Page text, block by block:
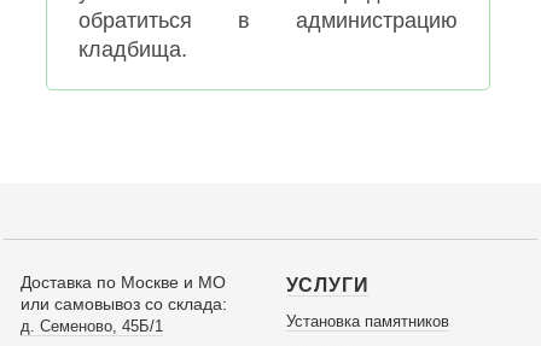
обратиться в администрацию
кладбища.
Доставка по Москве и МО
или самовывоз со склада:
д. Семеново, 45Б/1
УСЛУГИ
Установка памятников